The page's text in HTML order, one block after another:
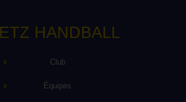
HANDBALL
Club
Équipes